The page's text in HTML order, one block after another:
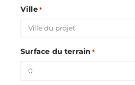
Ville *
Surface du terrain *